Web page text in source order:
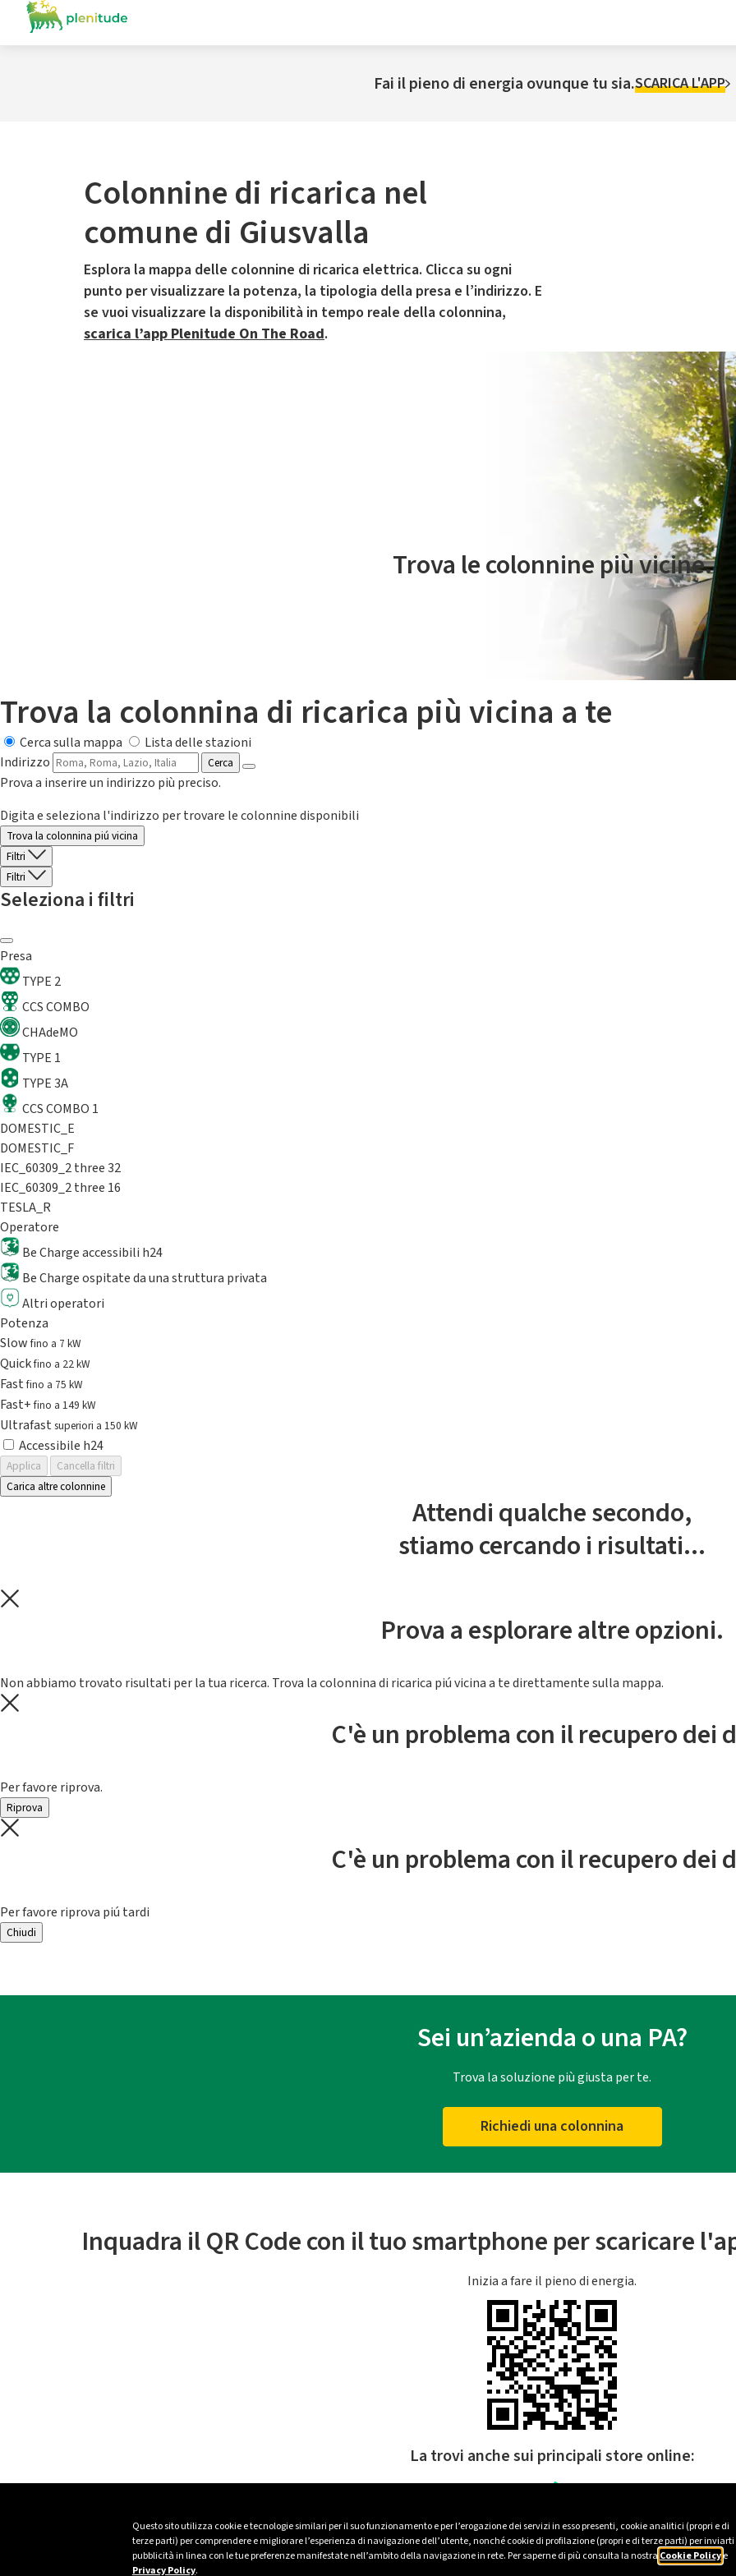
Questo sito utilizza cookie e tecnologie similari per il suo funzionamento e per l’erogazione dei servizi in esso presenti, cookie analitici (propri e di
terze parti) per comprendere e migliorare l’esperienza di navigazione dell’utente, nonché cookie di profilazione (propri e di terze parti) per inviarti
pubblicità in linea con le tue preferenze manifestate nell’ambito della navigazione in rete. Per saperne di più consulta la nostra Cookie Policye
Privacy Policy.
Fai il pieno di energia ovunque tu sia.SCARICA L'APP
Colonnine di ricarica nel
comune di Giusvalla
Esplora la mappa delle colonnine di ricarica elettrica. Clicca su ogni
punto per visualizzare la potenza, la tipologia della presa e l’indirizzo. E
se vuoi visualizzare la disponibilità in tempo reale della colonnina,
scarica l’app Plenitude On The Road.
Il servizio di mobilità elettrica è gestito da Plenitude On The Road
Trova le colonnine più vicine.
Trova la colonnina di ricarica più vicina a te
Cerca sulla mappa
Lista delle stazioni
Indirizzo
Cerca
Prova a inserire un indirizzo più preciso.
Digita e seleziona l'indirizzo per trovare le colonnine disponibili
Trova la colonnina piú vicina
Filtri
Filtri
Seleziona i filtri
Presa
TYPE 2
CCS COMBO
CHAdeMO
TYPE 1
TYPE 3A
CCS COMBO 1
DOMESTIC_E
DOMESTIC_F
IEC_60309_2 three 32
IEC_60309_2 three 16
TESLA_R
Operatore
Be Charge accessibili h24
Be Charge ospitate da una struttura privata
Altri operatori
Potenza
Slowfino a 7 kW
Quickfino a 22 kW
Fastfino a 75 kW
Fast+fino a 149 kW
Ultrafast superiori a 150 kW
Accessibile h24
Applica
Cancella filtri
Carica altre colonnine
Attendi qualche secondo,
stiamo cercando i risultati...
Prova a esplorare altre opzioni.
Non abbiamo trovato risultati per la tua ricerca. Trova la colonnina di ricarica piú vicina a te direttamente sulla mappa.
C'è un problema con il recupero dei
Per favore riprova.
Riprova
C'è un problema con il recupero dei
Per favore riprova piú tardi
Chiudi
Sei un’azienda o una PA?
Trova la soluzione più giusta per te.
Richiedi una colonnina
Inquadra il QR Code con il tuo smartphone per scaricare
Inizia a fare il pieno di energia.
La trovi anche sui principali store online: